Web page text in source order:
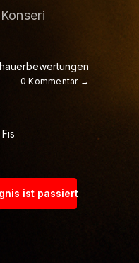
0 Kommentar →
ist passiert